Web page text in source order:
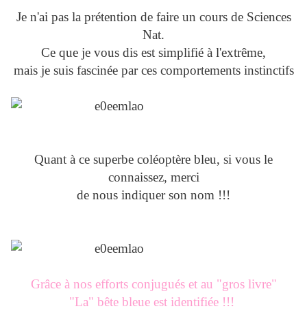
Je n'ai pas la prétention de faire un cours de Sciences
Nat.
Ce que je vous dis est simplifié à l'extrême,
mais je suis fascinée par ces comportements instinctifs
Quant à ce superbe coléoptère bleu, si vous le
connaissez, merci
de nous indiquer son nom !!!
Grâce à nos efforts conjugués et au "gros livre"
"La" bête bleue est identifiée !!!